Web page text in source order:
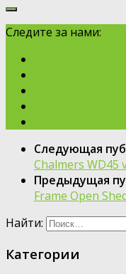
Следите за нами:
Следующая
Chalmers WD45
Предыдущая
Frame Open
Найти:
Категории